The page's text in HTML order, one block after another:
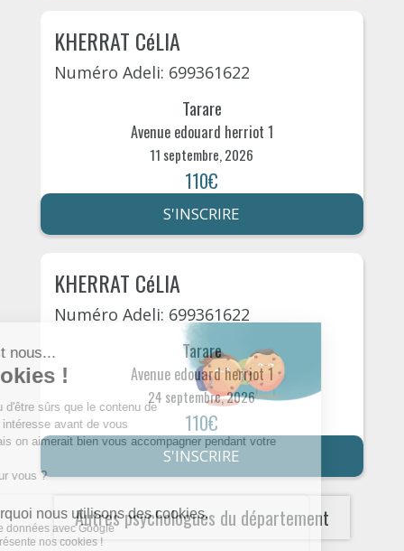
KHERRAT CéLIA
Numéro Adeli: 699361622
Tarare
Avenue edouard herriot 1
11 septembre, 2026
110€
S'INSCRIRE
KHERRAT CéLIA
Numéro Adeli: 699361622
Tarare
Avenue edouard herriot 1
24 septembre, 2026
110€
S'INSCRIRE
Autres psychologues du département